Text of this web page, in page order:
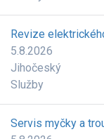
Revize
5.8.2026
Jihočeský
Služby
Servis myčky a